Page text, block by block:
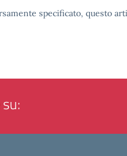
specificato, questo